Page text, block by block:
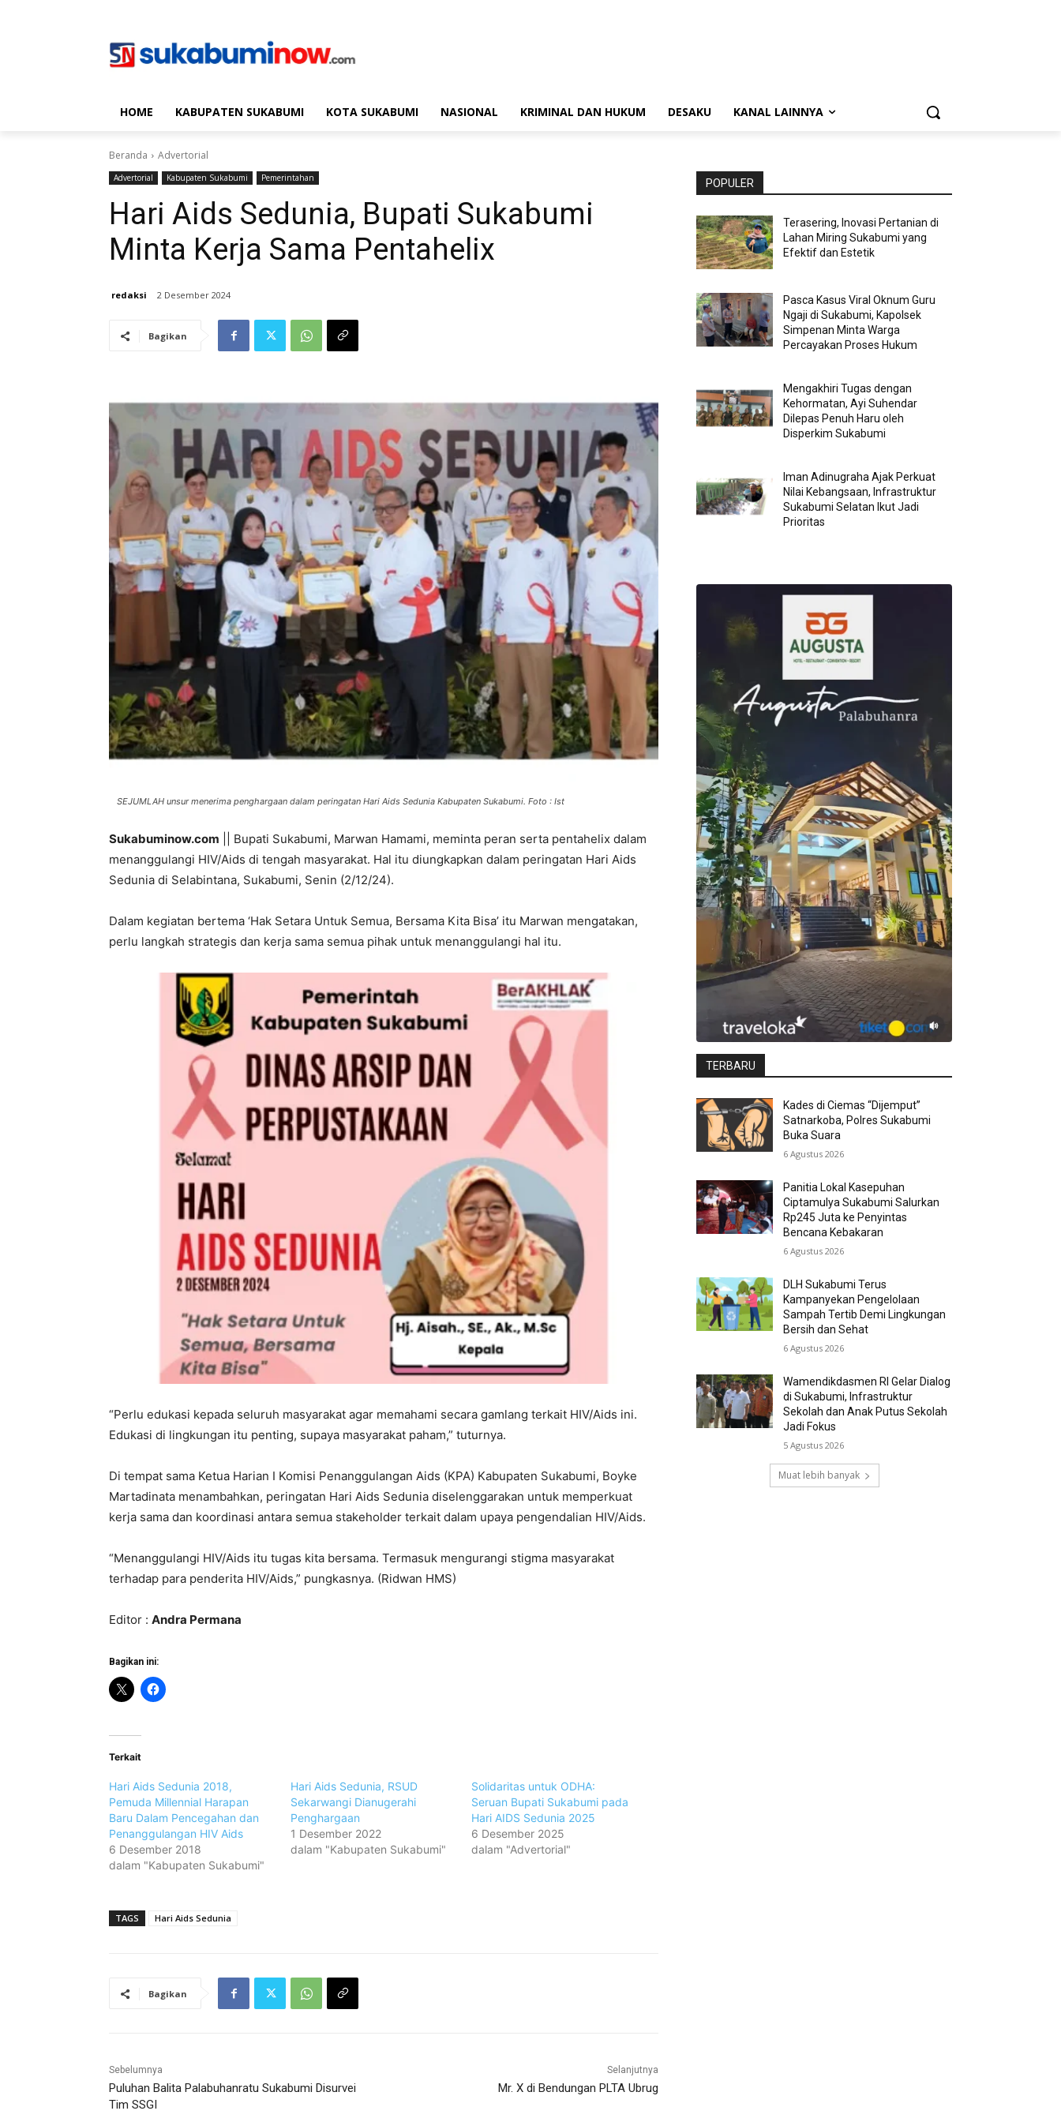
HOME KABUPATEN SUKABUMI KOTA SUKABUMI NASIONAL KRIMINAL DAN HUKUM DESAKU KANAL LAINNYA
Beranda Advertorial
Advertorial Kabupaten Sukabumi Pemerintahan
Hari Aids Sedunia, Bupati Sukabumi
Minta Kerja Sama Pentahelix
redaksi 2 Desember 2024
Bagikan
SEJUMLAH unsur menerima penghargaan dalam peringatan Hari Aids Sedunia Kabupaten Sukabumi. Foto : Ist
Sukabuminow.com || Bupati Sukabumi, Marwan Hamami, meminta peran serta pentahelix dalam
menanggulangi HIV/Aids di tengah masyarakat. Hal itu diungkapkan dalam peringatan Hari Aids
Sedunia di Selabintana, Sukabumi, Senin (2/12/24).
Dalam kegiatan bertema ‘Hak Setara Untuk Semua, Bersama Kita Bisa’ itu Marwan mengatakan,
perlu langkah strategis dan kerja sama semua pihak untuk menanggulangi hal itu.
“Perlu edukasi kepada seluruh masyarakat agar memahami secara gamlang terkait HIV/Aids ini.
Edukasi di lingkungan itu penting, supaya masyarakat paham,” tuturnya.
Di tempat sama Ketua Harian I Komisi Penanggulangan Aids (KPA) Kabupaten Sukabumi, Boyke
Martadinata menambahkan, peringatan Hari Aids Sedunia diselenggarakan untuk memperkuat
kerja sama dan koordinasi antara semua stakeholder terkait dalam upaya pengendalian HIV/Aids.
“Menanggulangi HIV/Aids itu tugas kita bersama. Termasuk mengurangi stigma masyarakat
terhadap para penderita HIV/Aids,” pungkasnya. (Ridwan HMS)
Editor : Andra Permana
Bagikan ini:
Terkait
Hari Aids Sedunia 2018,
Pemuda Millennial Harapan
Baru Dalam Pencegahan dan
Penanggulangan HIV Aids
6 Desember 2018
dalam "Kabupaten Sukabumi"
Hari Aids Sedunia, RSUD
Sekarwangi Dianugerahi
Penghargaan
1 Desember 2022
dalam "Kabupaten Sukabumi"
Solidaritas untuk ODHA:
Seruan Bupati Sukabumi pada
Hari AIDS Sedunia 2025
6 Desember 2025
dalam "Advertorial"
TAGS Hari Aids Sedunia
Bagikan
Sebelumnya
Puluhan Balita Palabuhanratu Sukabumi Disurvei
Tim SSGI
Selanjutnya
Mr. X di Bendungan PLTA Ubrug
POPULER
Terasering, Inovasi Pertanian di
Lahan Miring Sukabumi yang
Efektif dan Estetik
Pasca Kasus Viral Oknum Guru
Ngaji di Sukabumi, Kapolsek
Simpenan Minta Warga
Percayakan Proses Hukum
Mengakhiri Tugas dengan
Kehormatan, Ayi Suhendar
Dilepas Penuh Haru oleh
Disperkim Sukabumi
Iman Adinugraha Ajak Perkuat
Nilai Kebangsaan, Infrastruktur
Sukabumi Selatan Ikut Jadi
Prioritas
TERBARU
Kades di Ciemas “Dijemput”
Satnarkoba, Polres Sukabumi
Buka Suara
6 Agustus 2026
Panitia Lokal Kasepuhan
Ciptamulya Sukabumi Salurkan
Rp245 Juta ke Penyintas
Bencana Kebakaran
6 Agustus 2026
DLH Sukabumi Terus
Kampanyekan Pengelolaan
Sampah Tertib Demi Lingkungan
Bersih dan Sehat
6 Agustus 2026
Wamendikdasmen RI Gelar Dialog
di Sukabumi, Infrastruktur
Sekolah dan Anak Putus Sekolah
Jadi Fokus
5 Agustus 2026
Muat lebih banyak